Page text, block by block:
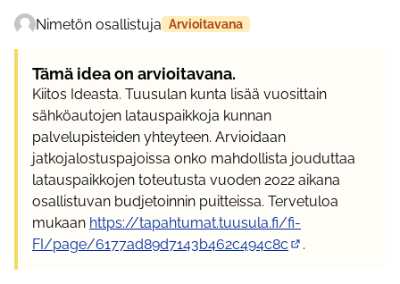
Nimetön osallistuja Arvioitavana
Tämä idea on arvioitavana.
Kiitos Ideasta. Tuusulan kunta lisää vuosittain
sähköautojen latauspaikkoja kunnan
palvelupisteiden yhteyteen. Arvioidaan
jatkojalostuspajoissa onko mahdollista jouduttaa
latauspaikkojen toteutusta vuoden 2022 aikana
osallistuvan budjetoinnin puitteissa. Tervetuloa
mukaan https://tapahtumat.tuusula.fi/fi-
FI/page/6177ad89d7143b462c494c8c
.